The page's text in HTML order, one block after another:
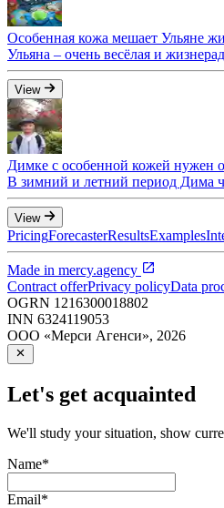
Особенная кожа мешает Ульяне
Ульяна – очень весёлая и
View
Димке с особенной кожей нужен
В зимний и летний период Дима
View
PricingForecasterResultsExamples
Made in mercy.agency
Contract offerPrivacy policyData
OGRN 1216300018802
INN 6324119053
ООО «Мерси Агенси», 2026
Let's get acquainted
We'll study your situation, show
Name*
Email*